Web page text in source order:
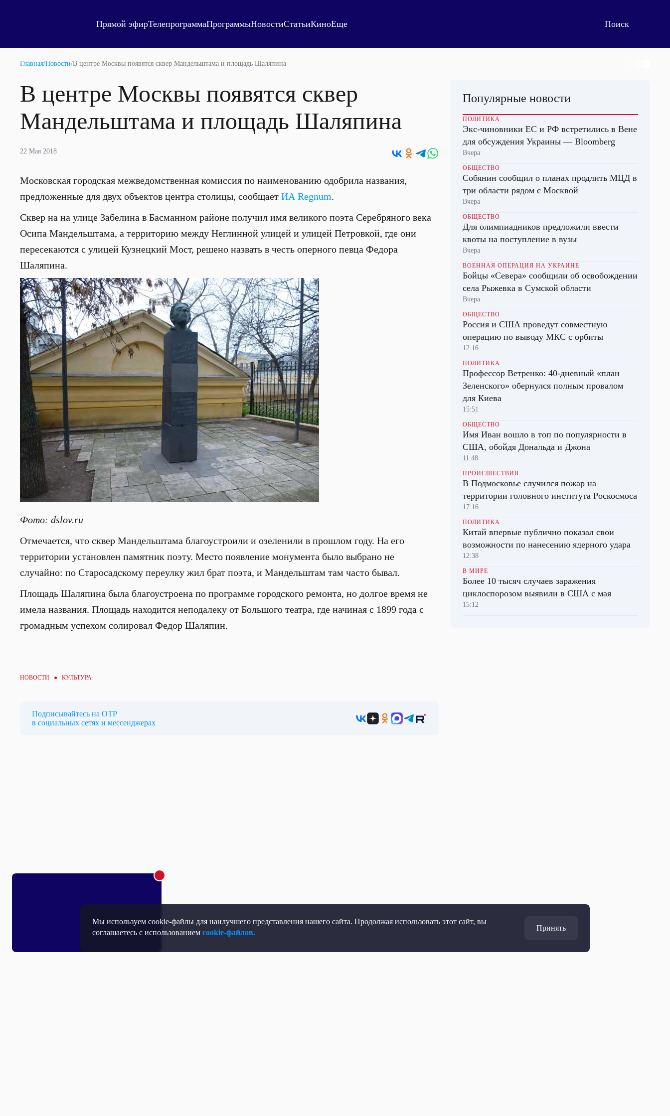
Мы используем cookie-файлы для наилучшего представления нашего сайта. Продолжая использовать этот сайт, вы
соглашаетесь с использованиемcookie-файлов.
Принять
Прямой эфирТелепрограммаПрограммыНовостиСтатьиКиноЕще
Главная/Новости/В центре Москвы появятся сквер Мандельштама и площадь Шаляпина
В центре Москвы появятся сквер
Мандельштама и площадь Шаляпина
22 Мая 2018
Московская городская межведомственная комиссия по наименованию одобрила названия,
предложенные для двух объектов центра столицы, сообщает ИА Regnum.
Сквер на на улице Забелина в Басманном районе получил имя великого поэта Серебряного века
Осипа Мандельштама, а территорию между Неглинной улицей и улицей Петровкой, где они
пересекаются с улицей Кузнецкий Мост, решено назвать в честь оперного певца Федора
Шаляпина.
Фото: dslov.ru
Отмечается, что сквер Мандельштама благоустроили и озеленили в прошлом году. На его
территории установлен памятник поэту. Место появление монумента было выбрано не
случайно: по Старосадскому переулку жил брат поэта, и Мандельштам там часто бывал.
Площадь Шаляпина была благоустроена по программе городского ремонта, но долгое время не
имела названия. Площадь находится неподалеку от Большого театра, где начиная с 1899 года с
громадным успехом солировал Федор Шаляпин.
НОВОСТИ ● КУЛЬТУРА
Подписывайтесь на ОТР
в социальных сетях и мессенджерах
Популярные новости
ПОЛИТИКА
Экс-чиновники ЕС и РФ встретились в Вене
для обсуждения Украины — Bloomberg
Вчера
ОБЩЕСТВО
Собянин сообщил о планах продлить МЦД в
три области рядом с Москвой
Вчера
ОБЩЕСТВО
Для олимпиадников предложили ввести
квоты на поступление в вузы
Вчера
ВОЕННАЯ ОПЕРАЦИЯ НА УКРАИНЕ
Бойцы «Севера» сообщили об освобождении
села Рыжевка в Сумской области
Вчера
ОБЩЕСТВО
Россия и США проведут совместную
операцию по выводу МКС с орбиты
12:16
ПОЛИТИКА
Профессор Ветренко: 40-дневный «план
Зеленского» обернулся полным провалом
для Киева
15:51
ОБЩЕСТВО
Имя Иван вошло в топ по популярности в
США, обойдя Дональда и Джона
11:48
ПРОИСШЕСТВИЯ
В Подмосковье случился пожар на
территории головного института Роскосмоса
17:16
ПОЛИТИКА
Китай впервые публично показал свои
возможности по нанесению ядерного удара
12:38
В МИРЕ
Более 10 тысяч случаев заражения
циклоспорозом выявили в США с мая
15:12